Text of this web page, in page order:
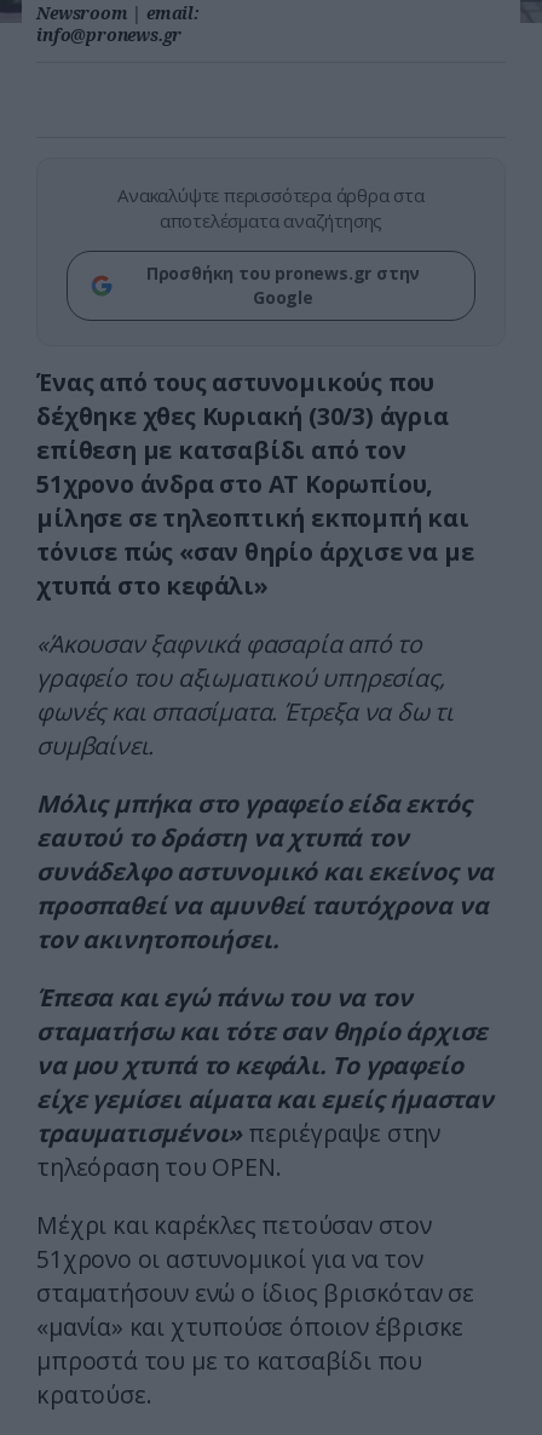
Newsroom | email:
info@pronews.gr
Ανακαλύψτε περισσότερα άρθρα στα
αποτελέσματα αναζήτησης
Προσθήκη του pronews.gr στην
Google
Ένας από τους αστυνομικούς που
δέχθηκε χθες Κυριακή (30/3) άγρια
επίθεση με κατσαβίδι από τον
51χρονο άνδρα στο ΑΤ Κορωπίου,
μίλησε σε τηλεοπτική εκπομπή και
τόνισε πώς «σαν θηρίο άρχισε να με
χτυπά στο κεφάλι»
«Άκουσαν ξαφνικά φασαρία από το
γραφείο του αξιωματικού υπηρεσίας,
φωνές και σπασίματα. Έτρεξα να δω τι
συμβαίνει.
Μόλις μπήκα στο γραφείο είδα εκτός
εαυτού το δράστη να χτυπά τον
συνάδελφο αστυνομικό και εκείνος να
προσπαθεί να αμυνθεί ταυτόχρονα να
τον ακινητοποιήσει.
Έπεσα και εγώ πάνω του να τον
σταματήσω και τότε σαν θηρίο άρχισε
να μου χτυπά το κεφάλι. Το γραφείο
είχε γεμίσει αίματα και εμείς ήμασταν
τραυματισμένοι»περιέγραψε στην
τηλεόραση του OPEN.
Μέχρι και καρέκλες πετούσαν στον
51χρονο οι αστυνομικοί για να τον
σταματήσουν ενώ ο ίδιος βρισκόταν σε
«μανία» και χτυπούσε όποιον έβρισκε
μπροστά του με το κατσαβίδι που
κρατούσε.